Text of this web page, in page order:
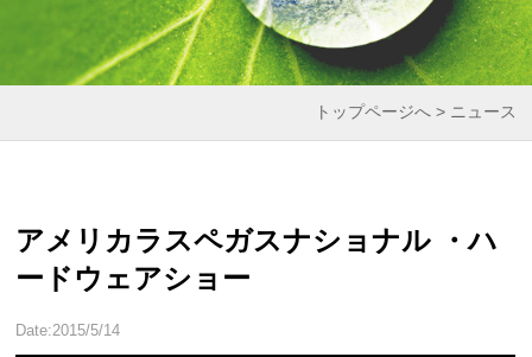
トップページへ > ニュース
アメリカラスペガスナショナル ・ハ
ードウェアショー
Date:2015/5/14